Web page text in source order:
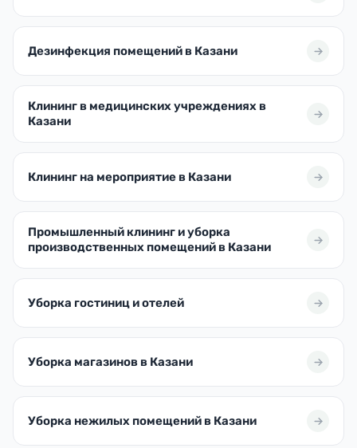
Дезинфекция помещений в Казани
Клининг в медицинских учреждениях в
Казани
Клининг на мероприятие в Казани
Промышленный клининг и уборка
производственных помещений в Казани
Уборка гостиниц и отелей
Уборка магазинов в Казани
Уборка нежилых помещений в Казани